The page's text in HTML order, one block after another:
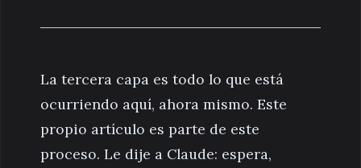
La tercera capa es todo lo que está
ocurriendo aquí, ahora mismo. Este
propio artículo es parte de este
proceso. Le dije a Claude: espera,